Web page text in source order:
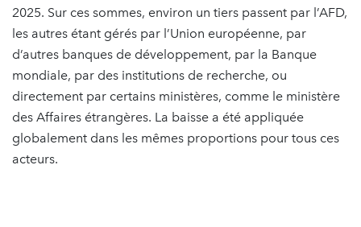
2025. Sur ces sommes, environ un tiers passent par l’AFD,
les autres étant gérés par l’Union européenne, par
d’autres banques de développement, par la Banque
mondiale, par des institutions de recherche, ou
directement par certains ministères, comme le ministère
des Affaires étrangères. La baisse a été appliquée
globalement dans les mêmes proportions pour tous ces
acteurs.